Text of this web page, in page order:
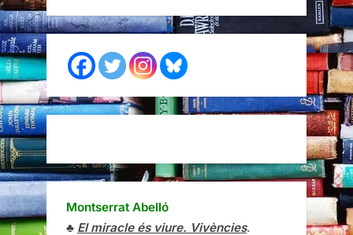
Montserrat Abelló
♣ El miracle és viure. Vivències.